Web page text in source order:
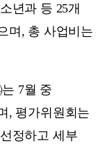
년과 등 25개
며, 총 사업비는
7월 중
, 평가위원회는
정하고 세부